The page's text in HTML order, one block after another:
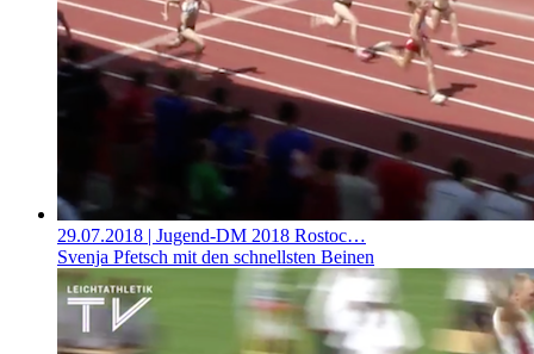
29.07.2018 | Jugend-DM 2018 Rostoc…
Svenja Pfetsch mit den schnellsten Beinen